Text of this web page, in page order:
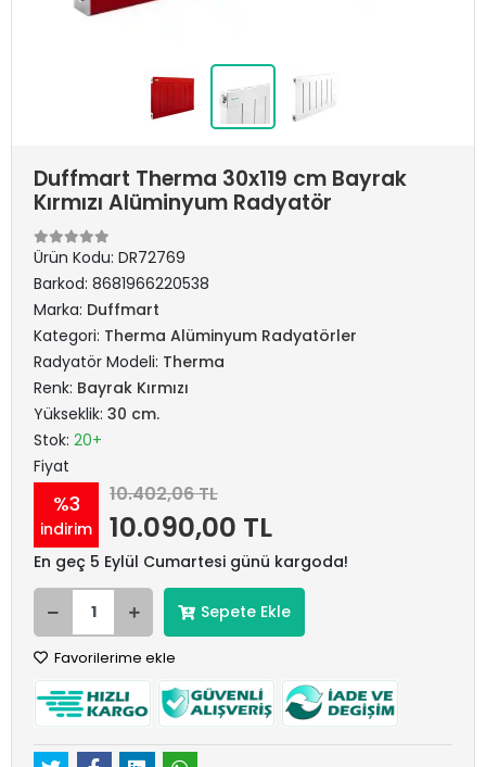
Duffmart Therma 30x119 cm Bayrak
Kırmızı Alüminyum Radyatör
Ürün Kodu: DR72769
Barkod: 8681966220538
Marka: Duffmart
Kategori: Therma Alüminyum Radyatörler
Radyatör Modeli: Therma
Renk: Bayrak Kırmızı
Yükseklik: 30 cm.
Stok: 20+
Fiyat
%3
indirim
10.402,06 TL
10.090,00 TL
En geç 5 Eylül Cumartesi günü kargoda!
Sepete Ekle
Favorilerime ekle